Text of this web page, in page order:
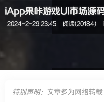
iApp果咔游戏UI市场源
2024-2-29 23:45 阅读(20184)
特别声明： 文章多为网络转载